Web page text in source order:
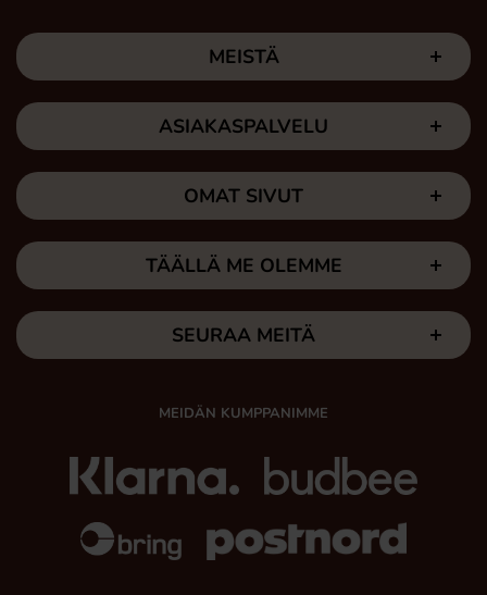
MEISTÄ
ASIAKASPALVELU
OMAT SIVUT
TÄÄLLÄ ME OLEMME
SEURAA MEITÄ
MEIDÄN KUMPPANIMME